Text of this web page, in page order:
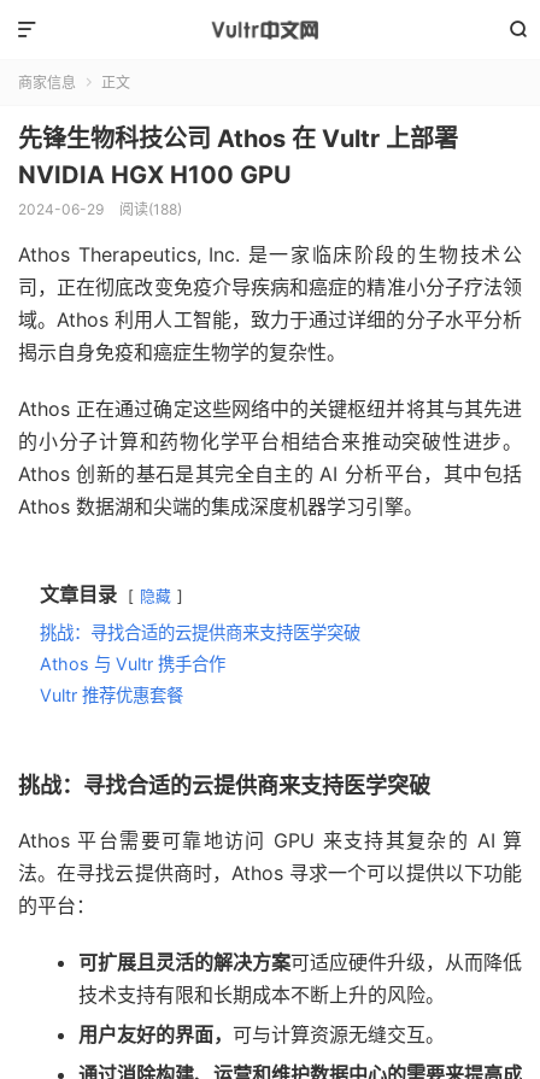


商家信息  正文
先锋生物科技公司 Athos 在 Vultr 上部署
NVIDIA HGX H100 GPU
2024-06-29 阅读(188)
Athos Therapeutics, Inc. 是一家临床阶段的生物技术公
司，正在彻底改变免疫介导疾病和癌症的精准小分子疗法领
域。Athos 利用人工智能，致力于通过详细的分子水平分析
揭示自身免疫和癌症生物学的复杂性。
Athos 正在通过确定这些网络中的关键枢纽并将其与其先进
的小分子计算和药物化学平台相结合来推动突破性进步。
Athos 创新的基石是其完全自主的 AI 分析平台，其中包括
Athos 数据湖和尖端的集成深度机器学习引擎。
文章目录 隐藏
挑战：寻找合适的云提供商来支持医学突破
Athos 与 Vultr 携手合作
Vultr 推荐优惠套餐
挑战：寻找合适的云提供商来支持医学突破
Athos 平台需要可靠地访问 GPU 来支持其复杂的 AI 算
法。在寻找云提供商时，Athos 寻求一个可以提供以下功能
的平台：
可扩展且灵活的解决方案可适应硬件升级，从而降低
技术支持有限和长期成本不断上升的风险。
用户友好的界面， 可与计算资源无缝交互。
通过消除构建、运营和维护数据中心的需要来提高成